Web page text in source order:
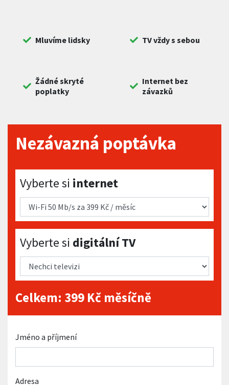
Mluvíme lidsky TV vždy s sebou
Žádné skryté
poplatky
Internet bez
závazků
Nezávazná poptávka
Vyberte si internet
Vyberte si internet
Vyberte si digitální TV
Vyberte si digitální TV
Celkem: 399 Kč měsíčně
Jméno a příjmení
Adresa